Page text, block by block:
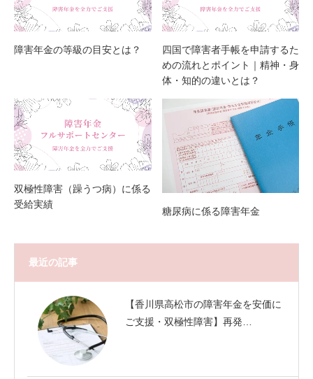
障害年金の等級の目安とは？
四国で障害者手帳を申請するた
めの流れとポイント｜精神・身
体・知的の違いとは？
双極性障害（躁うつ病）に係る
受給実績
糖尿病に係る障害年金
最近の記事
【香川県高松市の障害年金を安価に
ご支援・双極性障害】再発…